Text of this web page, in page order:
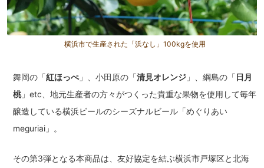
横浜市で生産された「浜なし」100kgを使用
舞岡の「紅ほっぺ」、小田原の「清見オレンジ 」、綱島の「 日月
桃」etc、地元生産者の方々がつくった貴重な果物を使用して毎年
醸造している横浜ビールのシーズナルビール「めぐりあい
meguriai」。
その第3弾となる本商品は、友好協定を結ぶ横浜市戸塚区と北海